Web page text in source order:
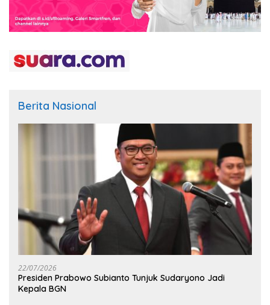
Berita Nasional
22/07/2026
Presiden Prabowo Subianto Tunjuk Sudaryono Jadi
Kepala BGN